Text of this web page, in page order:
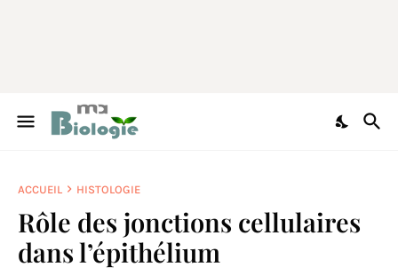
ACCUEIL HISTOLOGIE
Rôle des jonctions cellulaires
dans l’épithélium